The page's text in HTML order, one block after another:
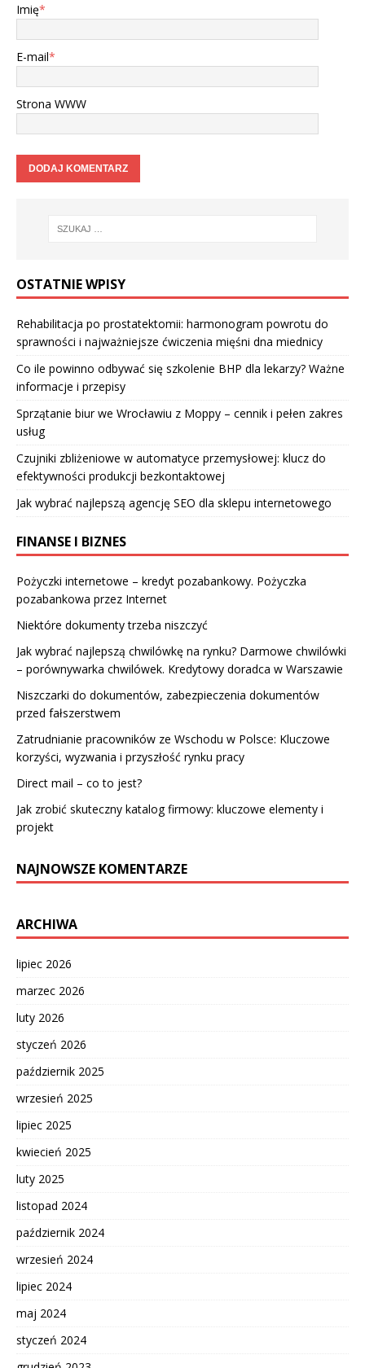
Imię*
E-mail*
Strona WWW
OSTATNIE WPISY
Rehabilitacja po prostatektomii: harmonogram powrotu do
sprawności i najważniejsze ćwiczenia mięśni dna miednicy
Co ile powinno odbywać się szkolenie BHP dla lekarzy? Ważne
informacje i przepisy
Sprzątanie biur we Wrocławiu z Moppy – cennik i pełen zakres
usług
Czujniki zbliżeniowe w automatyce przemysłowej: klucz do
efektywności produkcji bezkontaktowej
Jak wybrać najlepszą agencję SEO dla sklepu internetowego
FINANSE I BIZNES
Pożyczki internetowe – kredyt pozabankowy. Pożyczka
pozabankowa przez Internet
Niektóre dokumenty trzeba niszczyć
Jak wybrać najlepszą chwilówkę na rynku? Darmowe chwilówki
– porównywarka chwilówek. Kredytowy doradca w Warszawie
Niszczarki do dokumentów, zabezpieczenia dokumentów
przed fałszerstwem
Zatrudnianie pracowników ze Wschodu w Polsce: Kluczowe
korzyści, wyzwania i przyszłość rynku pracy
Direct mail – co to jest?
Jak zrobić skuteczny katalog firmowy: kluczowe elementy i
projekt
NAJNOWSZE KOMENTARZE
ARCHIWA
lipiec 2026
marzec 2026
luty 2026
styczeń 2026
październik 2025
wrzesień 2025
lipiec 2025
kwiecień 2025
luty 2025
listopad 2024
październik 2024
wrzesień 2024
lipiec 2024
maj 2024
styczeń 2024